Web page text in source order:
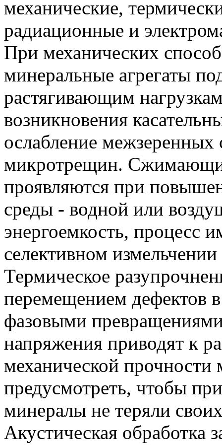
механические,
радиационные и
При механических
минеральные агрегаты
растягивающим
возникновения
ослабление межзеренных
микротрещин.
проявляются при
среды - водной или
энергоемкость, процесс
селективном
Термическое
перемещением дефектов
фазовыми
напряжения приводят к
механической
предусмотреть, чтобы
минералы не теряли
Акустическая обработка